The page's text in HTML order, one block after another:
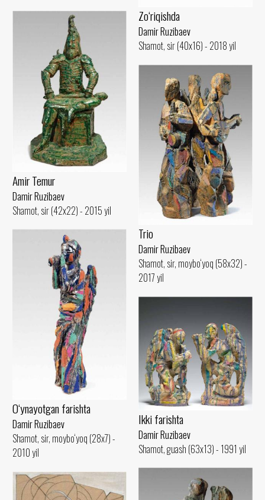
Zo‘riqishda
Damir Ruzibaev
Shamot, sir (40x16) - 2018 yil
Amir Temur
Damir Ruzibaev
Shamot, sir (42x22) - 2015 yil
Trio
Damir Ruzibaev
Shamot, sir, moybo‘yoq (58x32) -
2017 yil
O‘ynayotgan farishta
Damir Ruzibaev
Shamot, sir, moybo‘yoq (28x7) -
2010 yil
Ikki farishta
Damir Ruzibaev
Shamot, guash (63x13) - 1991 yil